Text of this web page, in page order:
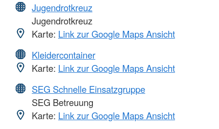
Jugendrotkreuz
Jugendrotkreuz
Karte: Link zur Google Maps Ansicht
Kleidercontainer
Karte: Link zur Google Maps Ansicht
SEG Schnelle Einsatzgruppe
SEG Betreuung
Karte: Link zur Google Maps Ansicht